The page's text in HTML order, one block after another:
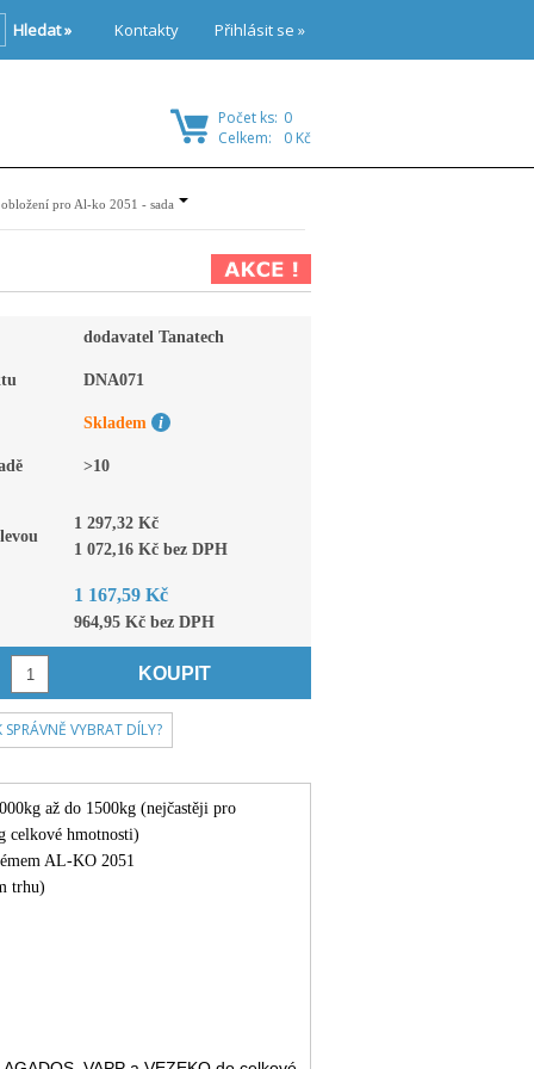
pro Al-ko 2051 - sada
dodavatel Tanatech
DNA071
Skladem
>10
1 297,32 Kč
1 072,16 Kč bez DPH
1 167,59 Kč
964,95 Kč bez DPH
KOUPIT
VYBRAT DÍLY?
až do 1500kg (nejčastěji pro
celkové hmotnosti)
AL-KO 2051
trhu)
Přihlásit se »
Kontakty
Hledat »
Počet ks: 0
Celkem:
0 Kč